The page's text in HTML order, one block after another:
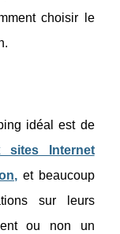
choisir le
idéal est de
sites Internet
et beaucoup
sur leurs
ou non un